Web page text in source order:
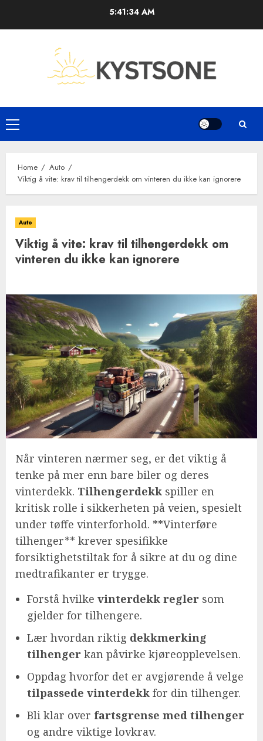
5:41:35 AM
Primary
Menu
Home
Auto
Viktig å vite: krav til tilhengerdekk om vinteren du ikke kan ignorere
Auto
Viktig å vite: krav til tilhengerdekk om
vinteren du ikke kan ignorere
Når vinteren nærmer seg, er det viktig å
tenke på mer enn bare biler og deres
vinterdekk. Tilhengerdekk spiller en
kritisk rolle i sikkerheten på veien, spesielt
under tøffe vinterforhold. **Vinterføre
tilhenger** krever spesifikke
forsiktighetstiltak for å sikre at du og dine
medtrafikanter er trygge.
Forstå hvilke vinterdekk regler som
gjelder for tilhengere.
Lær hvordan riktig dekkmerking
tilhenger kan påvirke kjøreopplevelsen.
Oppdag hvorfor det er avgjørende å velge
tilpassede vinterdekk for din tilhenger.
Bli klar over fartsgrense med tilhenger
og andre viktige lovkrav.